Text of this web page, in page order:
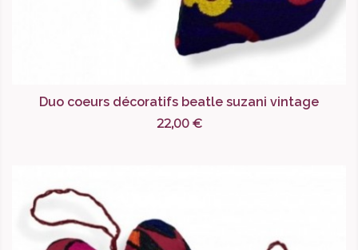
Duo coeurs décoratifs beatle suzani vintage
22,00 €